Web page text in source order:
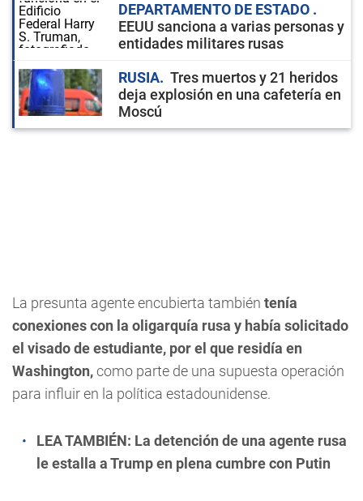
DEPARTAMENTO DE ESTADO
EEUU sanciona a varias personas y
entidades militares rusas
RUSIA
Tres muertos y 21 heridos
deja explosión en una cafetería en
Moscú
La presunta agente encubierta también tenía
conexiones con la oligarquía rusa y había solicitado
el visado de estudiante, por el que residía en
Washington,como parte de una supuesta operación
para influir en la política estadounidense.
LEA TAMBIÉN: La detención de una agente rusa
le estalla a Trump en plena cumbre con Putin